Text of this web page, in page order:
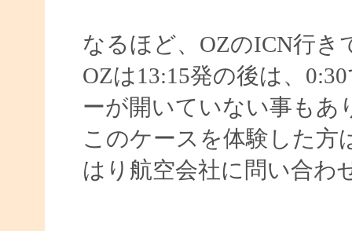
なるほど、OZのICN行き
OZは13:15発の後は、
ーが開いていない事もあ
このケースを体験した方
はり航空会社に問い合わ